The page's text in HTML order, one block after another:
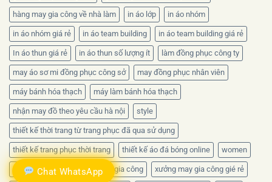
Chat WhatsApp
hàng may gia công về nhà làm in áo lớp in áo nhóm
in áo nhóm giá rẻ in áo team building in áo team building giá rẻ
In áo thun giá rẻ in áo thun số lượng ít làm đồng phục công ty
may áo sơ mi đồng phục công sở may đồng phục nhân viên
máy bánh hóa thạch máy làm bánh hóa thạch
nhận may đồ theo yêu cầu hà nội style
thiết kế thời trang từ trang phục đã qua sử dụng
thiết kế trang phục thời trang thiết kế áo đá bóng online women
xưởng dệt may xưởng may gia công xưởng may gia công gié rẻ